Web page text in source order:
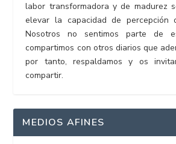
labor transformadora y de madurez
elevar la capacidad de percepción
Nosotros no sentimos parte de
compartimos con otros diarios que
por tanto, respaldamos y os
compartir.
MEDIOS AFINES